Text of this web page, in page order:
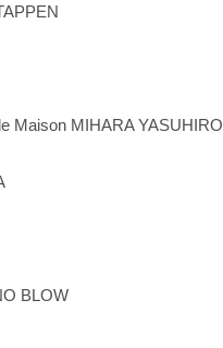
Maison MIHARA YASUHIRO
BLOW